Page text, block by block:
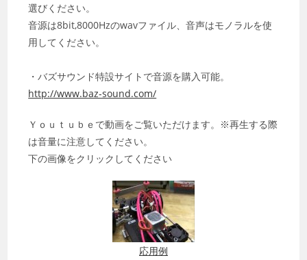
選びください。
音源は8bit,8000Hzのwavファイル、音声はモノラルを使
用してください。
・バズサウンド特設サイトで音源を購入可能。
http://www.baz-sound.com/
Ｙｏｕｔｕｂｅで動画をご覧いただけます。※再生する際
は音量に注意してください。
下の画像をクリックしてください
応用例